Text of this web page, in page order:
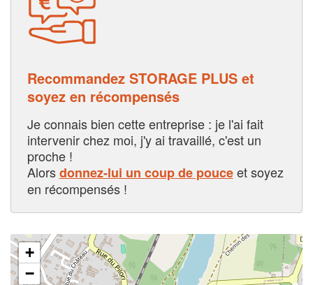
Recommandez STORAGE PLUS et
soyez en récompensés
Je connais bien cette entreprise : je l'ai fait
intervenir chez moi, j'y ai travaillé, c'est un
proche !
Alorsdonnez-lui un coup de pouceet soyez
en récompensés !
+
−